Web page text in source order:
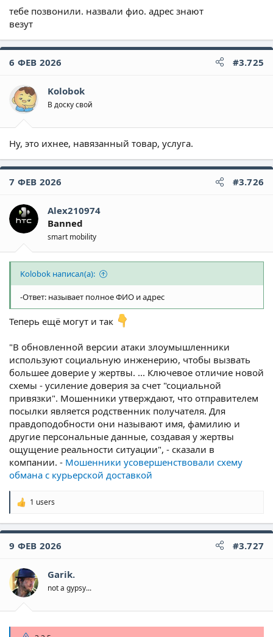
тебе позвонили. назвали фио. адрес знают
везут
6 ФЕВ 2026 #3.725
Kolobok
В доску свой
Ну, это ихнее, навязанный товар, услуга.
7 ФЕВ 2026 #3.726
Alex210974
Banned
smart mobility
Kolobok написал(а):
-Ответ: называет полное ФИО и адрес
Теперь ещё могут и так
"В обновленной версии атаки злоумышленники
используют социальную инженерию, чтобы вызвать
большее доверие у жертвы. ... Ключевое отличие новой
схемы - усиление доверия за счет "социальной
привязки". Мошенники утверждают, что отправителем
посылки является родственник получателя. Для
правдоподобности они называют имя, фамилию и
другие персональные данные, создавая у жертвы
ощущение реальности ситуации", - сказали в
компании. - Мошенники усовершенствовали схему
обмана с курьерской доставкой
Р
а
к
ц
:
1 users
9 ФЕВ 2026 #3.727
Garik.
not a gypsy...